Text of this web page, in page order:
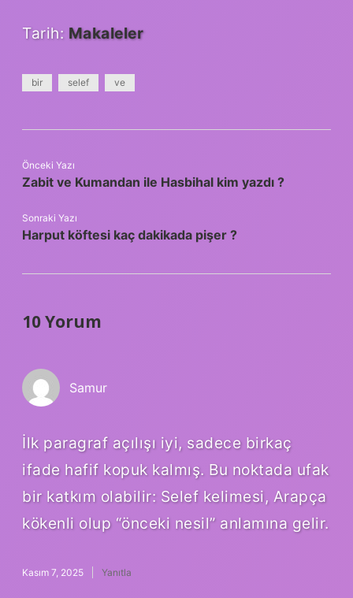
Tarih: Makaleler
bir selef ve
Önceki Yazı
Zabit ve Kumandan ile Hasbihal kim yazdı ?
Sonraki Yazı
Harput köftesi kaç dakikada pişer ?
10 Yorum
Samur
İlk paragraf açılışı iyi, sadece birkaç
ifade hafif kopuk kalmış. Bu noktada ufak
bir katkım olabilir: Selef kelimesi, Arapça
kökenli olup “önceki nesil” anlamına gelir.
Kasım 7, 2025 Yanıtla